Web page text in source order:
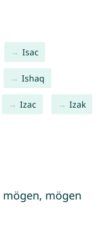
Isac
Ishaq
Izac Izak
mögen, mögen